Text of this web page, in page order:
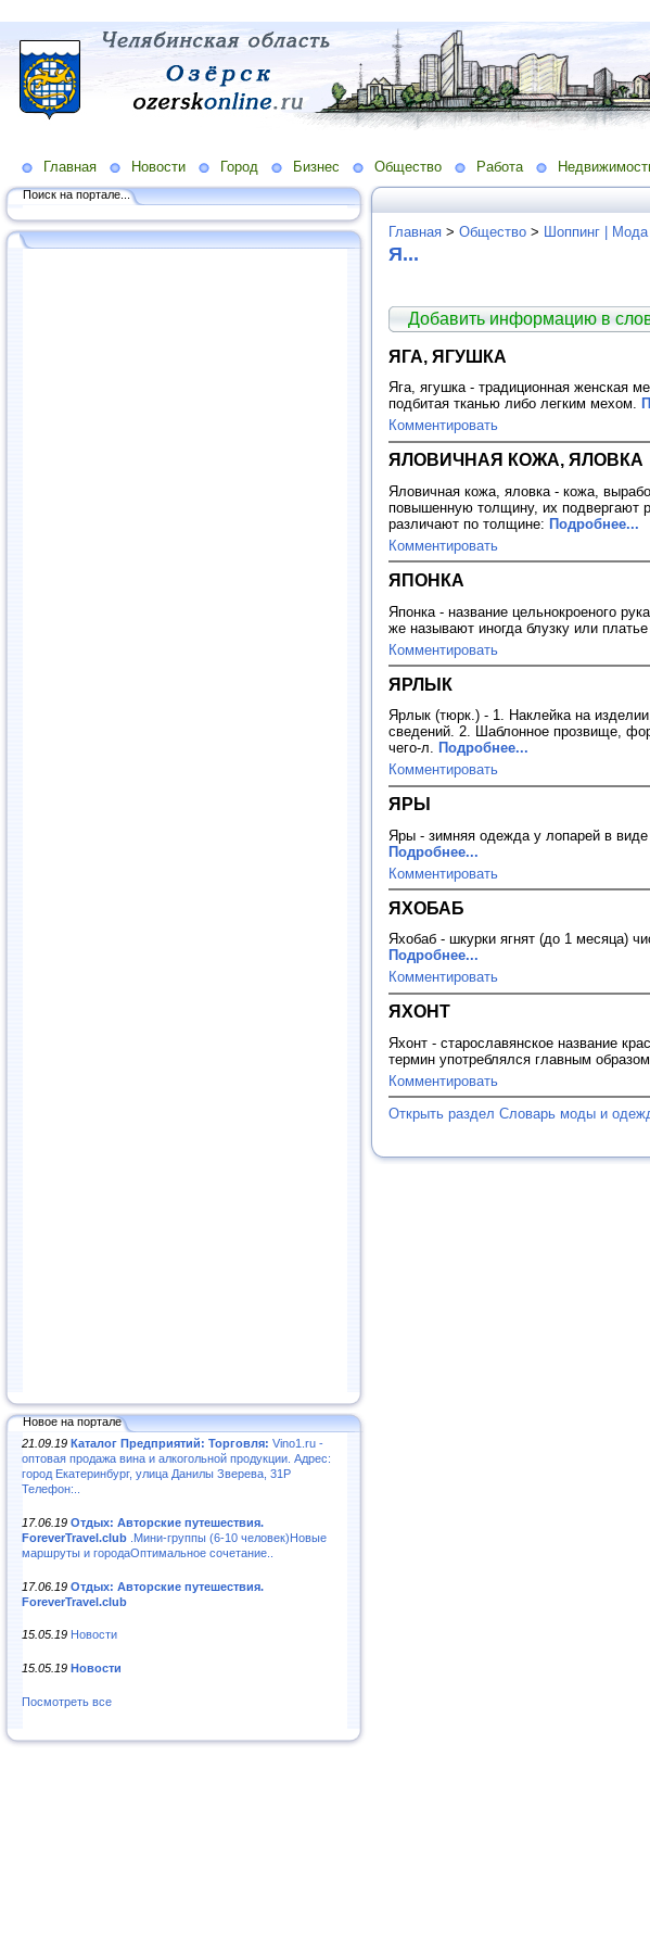
Главная Новости Город Бизнес Общество Работа
Поиск на портале...
Новое на портале
21.09.19 Каталог Предприятий: Торговля: Vino1.ru -
оптовая продажа вина и алкогольной продукции. Адрес:
город Екатеринбург, улица Данилы Зверева, 31Р
Телефон:..
17.06.19 Отдых: Авторские путешествия.
ForeverTravel.club .Мини-группы (6-10 человек)Новые
маршруты и городаОптимальное сочетание..
17.06.19 Отдых: Авторские путешествия.
ForeverTravel.club
15.05.19 Новости
15.05.19 Новости
Посмотреть все
Главная > Общество > Шоппинг | Мода
Я...
Добавить информацию в
ЯГА, ЯГУШКА
Яга, ягушка - традиционная женская
подбитая тканью либо легким мехом.
Комментировать
ЯЛОВИЧНАЯ КОЖА, ЯЛОВКА
Яловичная кожа, яловка - кожа,
повышенную толщину, их подвергают
различают по толщине: Подробнее...
Комментировать
ЯПОНКА
Японка - название цельнокроеного
же называют иногда блузку или
Комментировать
ЯРЛЫК
Ярлык (тюрк.) - 1. Наклейка на
сведений. 2. Шаблонное прозвище,
чего-л. Подробнее...
Комментировать
ЯРЫ
Яры - зимняя одежда у лопарей в
Подробнее...
Комментировать
ЯХОБАБ
Яхобаб - шкурки ягнят (до 1 месяца)
Подробнее...
Комментировать
ЯХОНТ
Яхонт - старославянское название
термин употреблялся главным
Комментировать
Открыть раздел Словарь моды и